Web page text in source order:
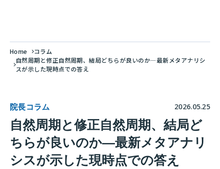
Home
コラム
自然周期と修正自然周期、結局どちらが良いのか―最新メタアナリシ
スが示した現時点での答え
院長コラム 2026.05.25
自然周期と修正自然周期、結局ど
ちらが良いのか―最新メタアナリ
シスが示した現時点での答え